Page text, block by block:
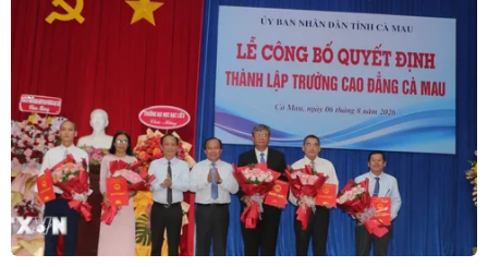
Sản lượng vàng của Trung Quốc
giảm trong nửa đầu năm 2026
06/08/2026 03:41
Kim ngạch xuất khẩu vượt mốc 100
tỷ USD, Hàn Quốc lập kỷ lục thặng